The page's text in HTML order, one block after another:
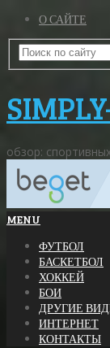
О САЙТЕ
обзор:
MENU
ФУТБОЛ
БАСКЕТБОЛ
ХОККЕЙ
БОИ
ДРУГИЕ
ИНТЕРНЕТ
КОНТАКТЫ